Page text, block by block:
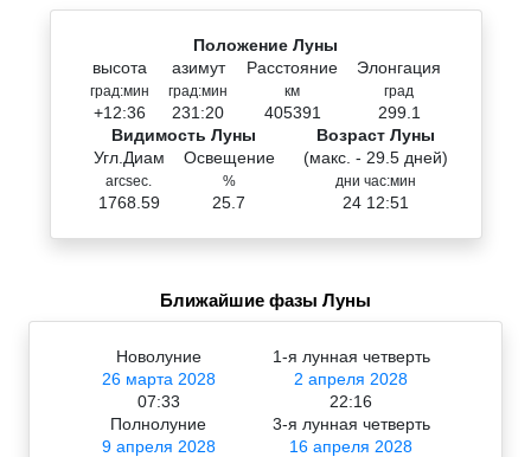
Положение Луны
высота
град:мин
+12:36
азимут
град:мин
231:20
Расстояние
км
405391
Элонгация
град
299.1
Видимость Луны
Угл.Диам
arcsec.
1768.59
Освещение
%
25.7
Возраст Луны
(макс. - 29.5 дней)
дни час:мин
24 12:51
Ближайшие фазы Луны
Новолуние
26 марта 2028
07:33
1-я лунная четверть
2 апреля 2028
22:16
Полнолуние
9 апреля 2028
3-я лунная четверть
16 апреля 2028